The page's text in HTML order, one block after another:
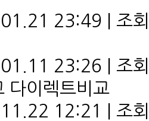
23:49
조
23:26
조
다이렉트비교
12:21
조